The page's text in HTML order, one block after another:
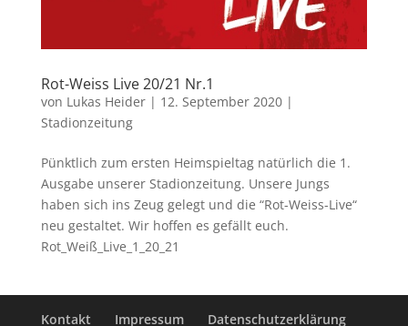
Rot-Weiss Live 20/21 Nr.1
von Lukas Heider| 12. September 2020|
Stadionzeitung
Pünktlich zum ersten Heimspieltag natürlich die 1.
Ausgabe unserer Stadionzeitung. Unsere Jungs
haben sich ins Zeug gelegt und die “Rot-Weiss-Live“
neu gestaltet. Wir hoffen es gefällt euch.
Rot_Weiß_Live_1_20_21
Kontakt Impressum Datenschutzerklärung